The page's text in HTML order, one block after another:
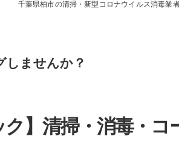
千葉県柏市の清掃・新型コロナウイルス消毒業
しませんか？
ク】清掃・消毒・コ